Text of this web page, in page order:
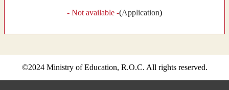
- Not available -(Application)
©2024 Ministry of Education, R.O.C. All rights reserved.